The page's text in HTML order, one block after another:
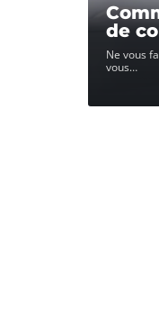
de
Ne vous
vous…